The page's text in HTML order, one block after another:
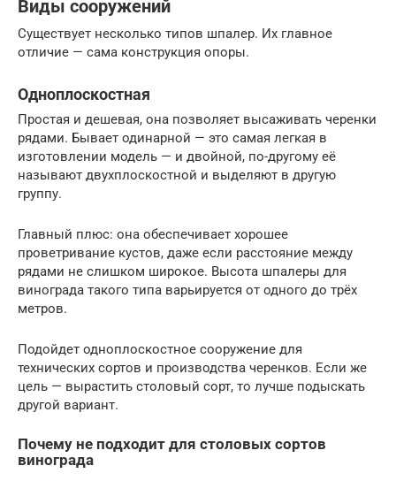
Виды сооружений
Существует несколько типов шпалер. Их главное
отличие — сама конструкция опоры.
Одноплоскостная
Простая и дешевая, она позволяет высаживать черенки
рядами. Бывает одинарной — это самая легкая в
изготовлении модель — и двойной, по-другому её
называют двухплоскостной и выделяют в другую
группу.
Главный плюс: она обеспечивает хорошее
проветривание кустов, даже если расстояние между
рядами не слишком широкое. Высота шпалеры для
винограда такого типа варьируется от одного до трёх
метров.
Подойдет одноплоскостное сооружение для
технических сортов и производства черенков. Если же
цель — вырастить столовый сорт, то лучше подыскать
другой вариант.
Почему не подходит для столовых сортов
винограда